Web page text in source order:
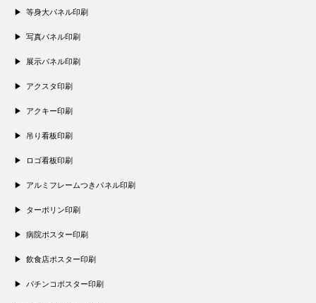
等身大パネル印刷
写真パネル印刷
展示パネル印刷
アクスタ印刷
アクキー印刷
吊り看板印刷
ロゴ看板印刷
アルミフレームつきパネル印刷
ターポリン印刷
病院ポスター印刷
飲食店ポスター印刷
パチンコポスター印刷